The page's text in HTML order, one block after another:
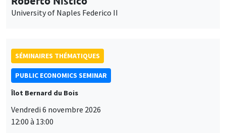
PUBLIC ECONOMICS SEMINAR
Îlot Bernard du Bois
Vendredi 6 novembre 2026
12:00 à 13:00
TBA
Ce site utilise des cookies et des services tiers pour garantir son bon